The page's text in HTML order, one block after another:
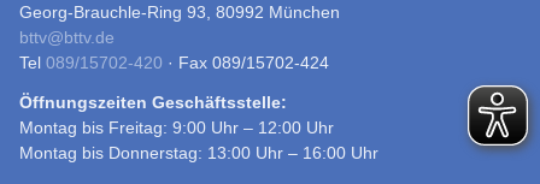
Georg-Brauchle-Ring 93, 80992 München
bttv@bttv.de
Tel 089/15702-420 · Fax 089/15702-424
Öffnungszeiten Geschäftsstelle:
Montag bis Freitag: 9:00 Uhr – 12:00 Uhr
Montag bis Donnerstag: 13:00 Uhr – 16:00 Uhr